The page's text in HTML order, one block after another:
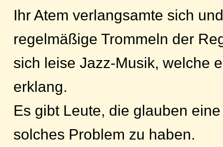
Ihr Atem verlangsamte sich
regelmäßige Trommeln der
sich leise Jazz-Musik, welche
erklang.
Es gibt Leute, die glauben
solches Problem zu haben.